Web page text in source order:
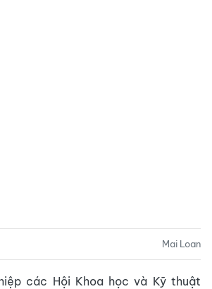
Mai Loan
các Hội Khoa học và Kỹ thuật